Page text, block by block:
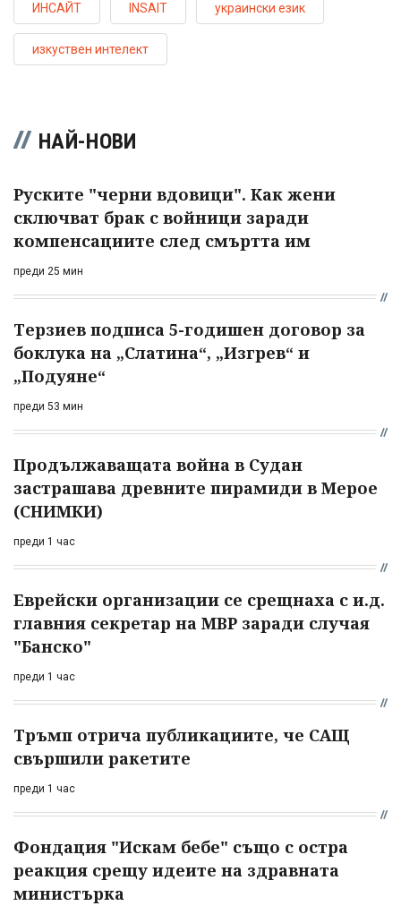
ИНСАЙТ INSAIT украински език
изкуствен интелект
НАЙ-НОВИ
Руските "черни вдовици". Как жени
сключват брак с войници заради
компенсациите след смъртта им
преди 25 мин
Терзиев подписа 5-годишен договор за
боклука на „Слатина“, „Изгрев“ и
„Подуяне“
преди 53 мин
Продължаващата война в Судан
застрашава древните пирамиди в Мерое
(СНИМКИ)
преди 1 час
Еврейски организации се срещнаха с и.д.
главния секретар на МВР заради случая
"Банско"
преди 1 час
Тръмп отрича публикациите, че САЩ
свършили ракетите
преди 1 час
Фондация "Искам бебе" също с остра
реакция срещу идеите на здравната
министърка